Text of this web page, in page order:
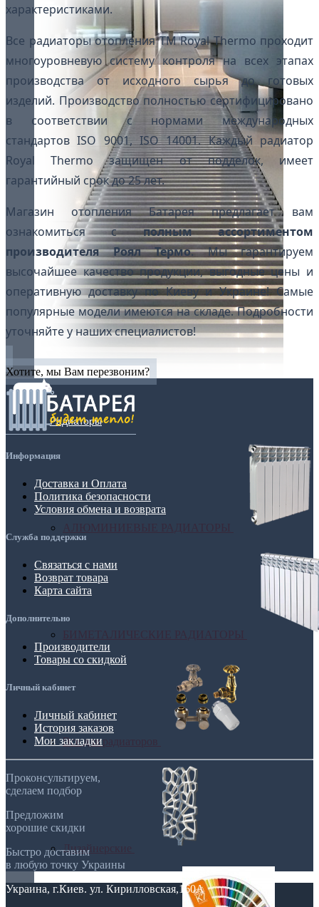
Радиаторы
Все для радиаторов
Дизайнерские
характеристиками.
Все радиаторы отопления ТМ Royal Thermo проходит
многоуровневую систему контроля на всех этапах
производства от исходного сырья до готовых
изделий. Производство полностью сертифицировано
в соответствии с нормами международных
стандартов ISO 9001, ISO 14001. Каждый радиатор
Royal Thermo защищен от подделок, имеет
гарантийный срок до 25 лет.
Магазин отопления Батарея предлагает вам
ознакомиться сполным ассортиментом
производителя Роял Термо. Мы гарантируем
высочайшее качество продукции, выгодные цены и
оперативную доставку по Киеву и Украине! Самые
популярные модели имеются на складе. Подробности
уточняйте у наших специалистов!
Хотите, мы Вам перезвоним?
Информация
Доставка и Оплата
Политика безопасности
Условия обмена и возврата
Служба поддержки
Связаться с нами
Возврат товара
Карта сайта
Дополнительно
Производители
Товары со скидкой
Личный кабинет
Личный кабинет
История заказов
Мои закладки
Проконсультируем,
сделаем подбор
Предложим
хорошие скидки
Быстро доставим
в любую точку Украины
Украина, г.Киев. ул. Кирилловская,160А